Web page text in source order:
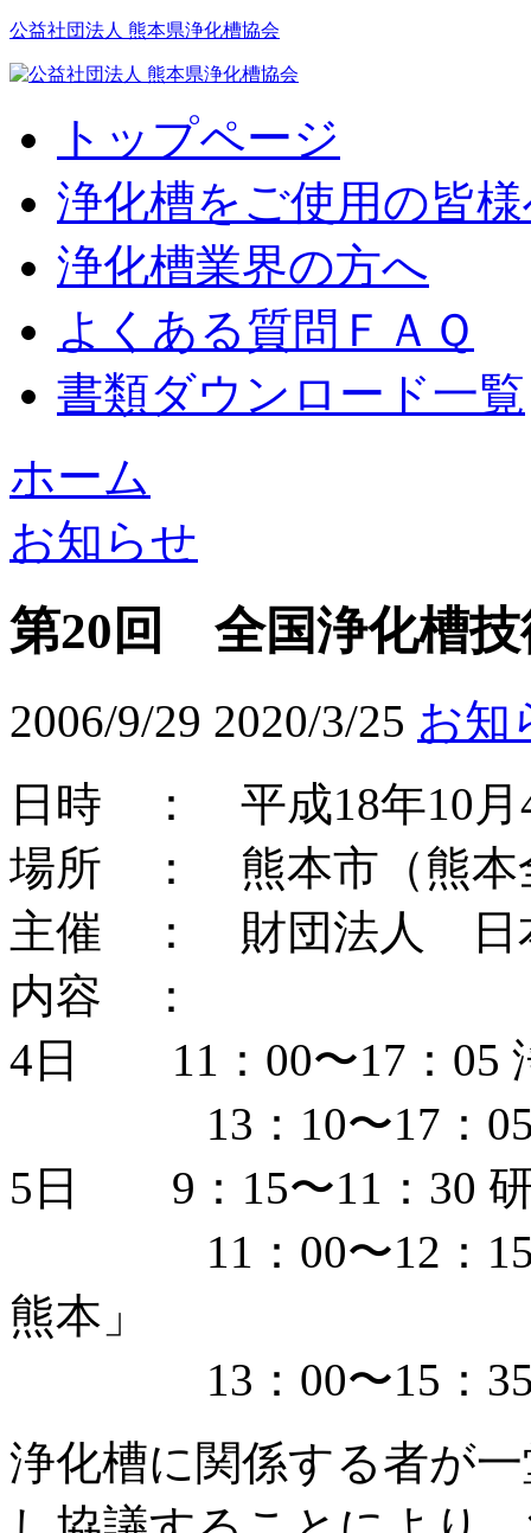
公益社団法人 熊本県浄化槽協会
トップページ
浄化槽をご使用の皆
浄化槽業界の方へ
よくある質問ＦＡＱ
書類ダウンロード一覧
ホーム
お知らせ
第20回 全国浄化槽技
2006/9/29 2020/3/25 お知
日時 ： 平成18年10月
場所 ： 熊本市（熊本
主催 ： 財団法人 日
内容 ：
4日 11：00〜17：05
13：10〜17：05
5日 9：15〜11：30
11：00〜12：15 「
熊本」
13：00〜15：35
浄化槽に関係する者が